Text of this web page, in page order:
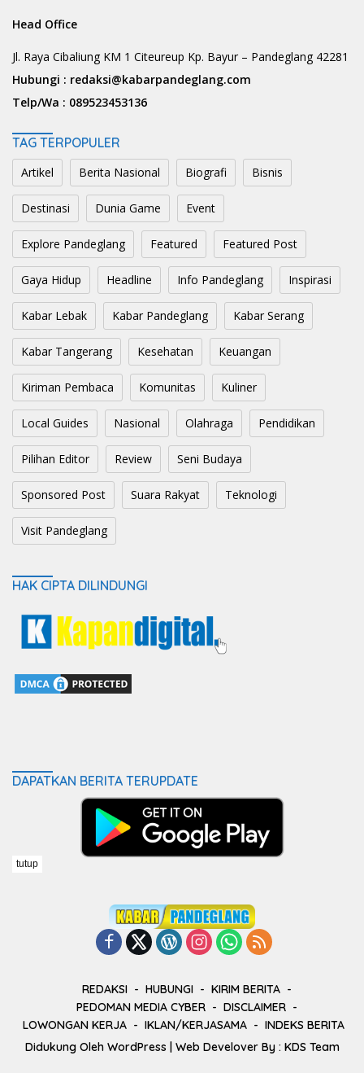
Head Office
Jl. Raya Cibaliung KM 1 Citeureup Kp. Bayur – Pandeglang 42281
Hubungi : redaksi@kabarpandeglang.com
Telp/Wa : 089523453136
TAG TERPOPULER
Artikel Berita Nasional Biografi Bisnis
Destinasi Dunia Game Event
Explore Pandeglang Featured Featured Post
Gaya Hidup Headline Info Pandeglang Inspirasi
Kabar Lebak Kabar Pandeglang Kabar Serang
Kabar Tangerang Kesehatan Keuangan
Kiriman Pembaca Komunitas Kuliner
Local Guides Nasional Olahraga Pendidikan
Pilihan Editor Review Seni Budaya
Sponsored Post Suara Rakyat Teknologi
Visit Pandeglang
HAK CIPTA DILINDUNGI
DAPATKAN BERITA TERUPDATE
REDAKSI HUBUNGI
KIRIM BERITA
PEDOMAN MEDIA CYBER
DISCLAIMER
LOWONGAN KERJA
IKLAN/KERJASAMA
INDEKS BERITA
Didukung Oleh WordPress | Web Develover By : KDS Team
tutup